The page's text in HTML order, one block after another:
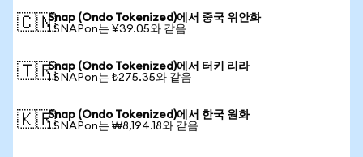
🇨🇳Snap (Ondo Tokenized)에서 중국 위안화
1 SNAPon는 ¥39.05와 같음
🇹🇷Snap (Ondo Tokenized)에서 터키 리라
1 SNAPon는 ₺275.35와 같음
🇰🇷Snap (Ondo Tokenized)에서 한국 원화
1 SNAPon는 ₩8,194.18와 같음